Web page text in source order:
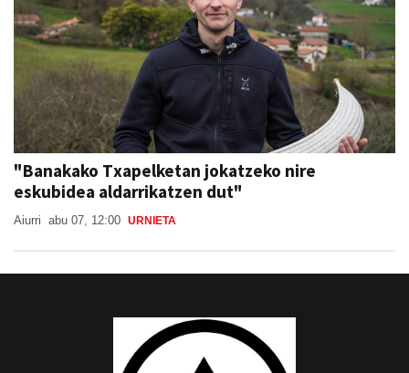
"Banakako Txapelketan jokatzeko nire
eskubidea aldarrikatzen dut"
Aiurri abu 07, 12:00 URNIETA